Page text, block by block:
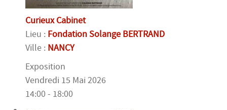
Curieux Cabinet
Lieu : Fondation Solange BERTRAND
Ville : NANCY
Exposition
Vendredi 15 Mai 2026
14:00 - 18:00